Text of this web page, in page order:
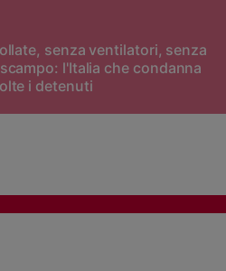
senza ventilatori, senza
l'Italia che condanna
i detenuti